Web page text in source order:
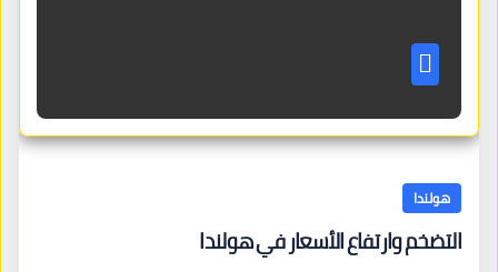
هولندا
التضخم وارتفاع الأسعار في هولندا